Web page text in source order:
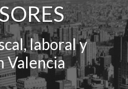
laboral y
Valencia